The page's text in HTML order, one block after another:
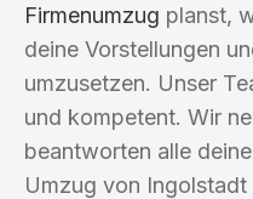
Firmenumzug planst,
deine Vorstellungen
umzusetzen. Unser
und kompetent. Wir
beantworten alle
Umzug von Ingolstadt